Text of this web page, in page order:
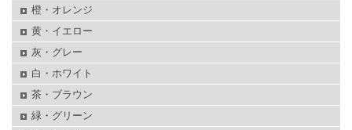
橙・オレンジ
黄・イエロー
灰・グレー
白・ホワイト
茶・ブラウン
緑・グリーン